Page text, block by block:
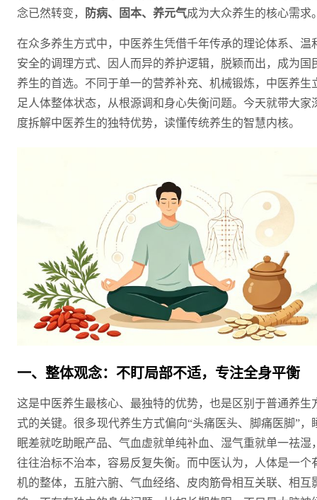
念已然转变，
防病、固本、养元气成为大众养生的核心需求
在众多养生方式中，中医养生凭借千年传承的理论体系、温
安全的调理方式、因人而异的养护逻辑，脱颖而出，成为国
养生的首选。不同于单一的营养补充、机械锻炼，中医养生
足人体整体状态，从根源调和身心失衡问题。今天就带大家
度拆解中医养生的独特优势，读懂传统养生的智慧内核。
一、整体观念：不盯局部不适，专注全身平衡
这是中医养生最核心、最独特的优势，也是区别于普通养生
式的关键。很多现代养生方式偏向“头痛医头、脚痛医脚”，
眠差就吃助眠产品、气血虚就单纯补血、湿气重就单一祛湿
往往治标不治本，容易反复失衡。而中医认为，人体是一个
机的整体，五脏六腑、气血经络、皮肉筋骨相互关联、相互